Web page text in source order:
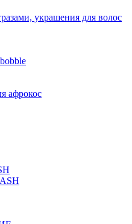
украшения для волос
афрокос